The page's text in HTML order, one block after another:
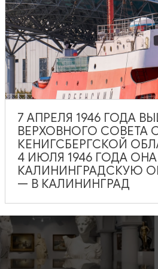
КУЛЬТУРЫ
вокзалу
д. 13-23
КАРТА
7 АПРЕЛЯ 1946 ГОДА
ВЕРХОВНОГО СОВЕТА
КЕНИГСБЕРГСКОЙ
4 ИЮЛЯ 1946 ГОДА
КАЛИНИНГРАДСКУЮ
— В КАЛИНИНГРАД